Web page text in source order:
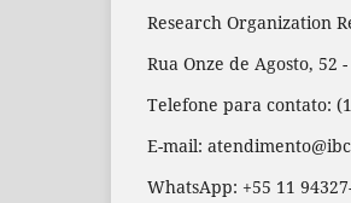
Research Organization
Rua Onze de Agosto, 52
Telefone para contato:
E-mail:
WhatsApp: +55 11